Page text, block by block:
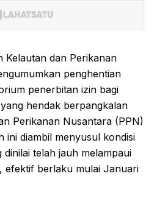
Kelautan dan Perikanan
penghentian
penerbitan izin bagi
hendak berpangkalan
Perikanan Nusantara (PPN)
ini diambil menyusul kondisi
telah jauh melampaui
efektif berlaku mulai Januari